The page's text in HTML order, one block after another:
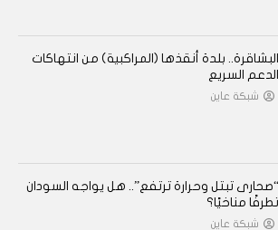
البشاقرة.. بلدة أنقذها (المراكبية) من انتهاكات
الدعم السريع
شبكة عاين
“صحارى تبتل وحرارة ترتفع”.. هل يواجه السودان
تطرفًا مناخيًا؟
شبكة عاين